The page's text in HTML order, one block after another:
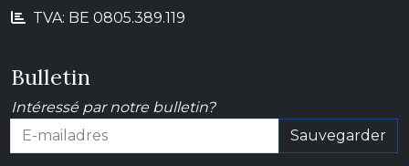
TVA: BE 0805.389.119
Bulletin
Intéressé par notre bulletin?
Sauvegarder